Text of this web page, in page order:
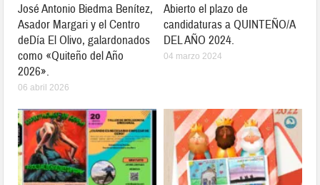
José Antonio Biedma Benítez,
Asador Margari y el Centro
deDía El Olivo, galardonados
como «Quiteño del Año
2026».
06 abril 2026
Abierto el plazo de
candidaturas a QUINTEÑO/A
DEL AÑO 2024.
04 marzo 2024